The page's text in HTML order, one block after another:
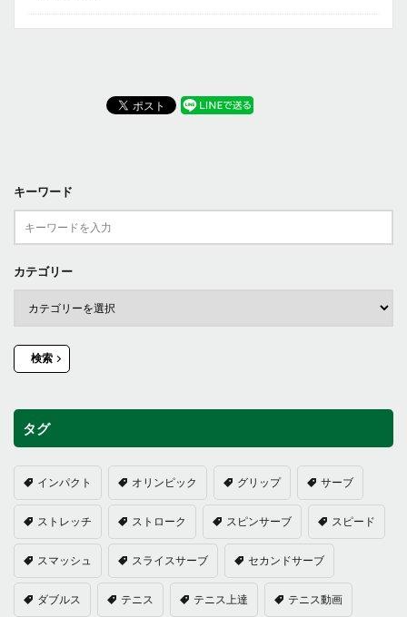
キーワード
カテゴリー
検索
タグ
インパクト オリンピック グリップ サーブ
ストレッチ ストローク スピンサーブ スピード
スマッシュ スライスサーブ セカンドサーブ
ダブルス テニス テニス上達 テニス動画